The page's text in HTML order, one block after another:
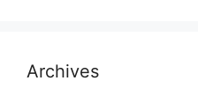
Archives